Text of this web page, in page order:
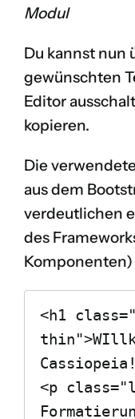
Modul
Du kannst nun
gewünschten
Editor
kopieren.
Die
aus dem
verdeutlichen
des
Komponenten)
<h1
<p